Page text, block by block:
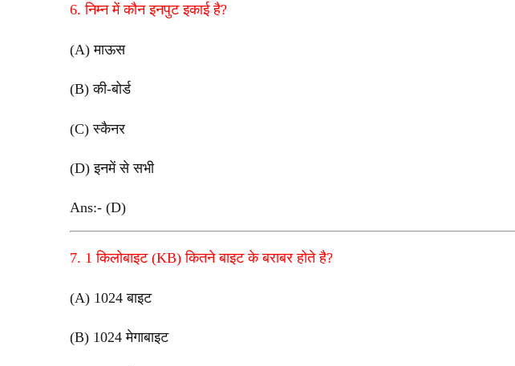
6. निम्न में कौन इनपुट इकाई है?
(A) माऊस
(B) की-बोर्ड
(C) स्कैनर
(D) इनमें से सभी
Ans:- (D)
7. 1 किलोबाइट (KB) कितने बाइट के बराबर होते है?
(A) 1024 बाइट
(B) 1024 मेगाबाइट